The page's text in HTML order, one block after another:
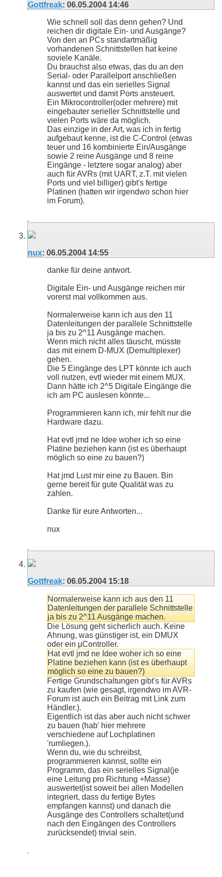
Gottfreak: 06.05.2004 14:46
Wie schnell soll das denn gehen? Und
reichen dir digitale Ein- und Ausgänge?
Von den an PCs standartmäßig
vorhandenen Schnittstellen hat keine
soviele Kanäle.
Du brauchst also etwas, das du an den
Serial- oder Parallelport anschließen
kannst und das ein serielles Signal
auswertet und damit Ports ansteuert.
Ein Mikrocontroller(oder mehrere) mit
eingebauter serieller Schnittstelle und
vielen Ports wäre da möglich.
Das einzige in der Art, was ich in fertig
aufgebaut kenne, ist die C-Control (etwas
teuer und 16 kombinierte Ein/Ausgänge
sowie 2 reine Ausgänge und 8 reine
Eingänge - letztere sogar analog) aber
auch für AVRs (mit UART, z.T. mit vielen
Ports und viel billiger) gibt's fertige
Platinen (hatten wir irgendwo schon hier
im Forum).
nux: 06.05.2004 14:55
danke für deine antwort.
Digitale Ein- und Ausgänge reichen mir
vorerst mal vollkommen aus.
Normalerweise kann ich aus den 11
Datenleitungen der parallele Schnittstelle
ja bis zu 2^11 Ausgänge machen.
Wenn mich nicht alles täuscht, müsste
das mit einem D-MUX (Demultiplexer)
gehen.
Die 5 Eingänge des LPT könnte ich auch
voll nutzen, evtl wieder mit einem MUX.
Dann hätte ich 2^5 Digitale Eingänge die
ich am PC auslesen könnte...
Programmieren kann ich, mir fehlt nur die
Hardware dazu.
Hat evtl jmd ne Idee woher ich so eine
Platine beziehen kann (ist es überhaupt
möglich so eine zu bauen?)
Hat jmd Lust mir eine zu Bauen. Bin
gerne bereit für gute Qualität was zu
zahlen.
Danke für eure Antworten...
nux
Gottfreak: 06.05.2004 15:18
Normalerweise kann ich aus den 11
Datenleitungen der parallele Schnittstelle
ja bis zu 2^11 Ausgänge machen.
Die Lösung geht sicherlich auch. Keine
Ahnung, was günstiger ist, ein DMUX
oder ein µController.
Hat evtl jmd ne Idee woher ich so eine
Platine beziehen kann (ist es überhaupt
möglich so eine zu bauen?)
Fertige Grundschaltungen gibt's für AVRs
zu kaufen (wie gesagt, irgendwo im AVR-
Forum ist auch ein Beitrag mit Link zum
Händler.).
Eigentlich ist das aber auch nicht schwer
zu bauen (hab' hier mehrere
verschiedene auf Lochplatinen
'rumliegen.).
Wenn du, wie du schreibst,
programmieren kannst, sollte ein
Programm, das ein serielles Signal(je
eine Leitung pro Richtung +Masse)
auswertet(ist soweit bei allen Modellen
integriert, dass du fertige Bytes
empfangen kannst) und danach die
Ausgänge des Controllers schaltet(und
nach den Eingängen des Controllers
zurücksendet) trivial sein.